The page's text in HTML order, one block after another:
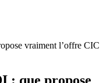
vraiment l’offre CIC